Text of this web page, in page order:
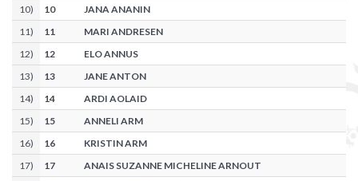
10) 10
JANA ANANIN
11) 11
MARI ANDRESEN
12) 12
ELO ANNUS
13) 13
JANE ANTON
14) 14
ARDI AOLAID
15) 15
ANNELI ARM
16) 16
KRISTIN ARM
17) 17
ANAIS SUZANNE MICHELINE ARNOUT